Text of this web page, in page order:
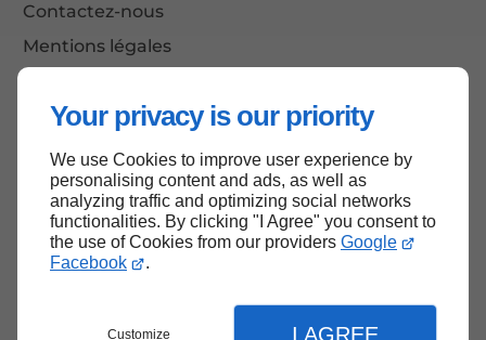
Your privacy is our priority
We use Cookies to improve user experience by
personalising content and ads, as well as
analyzing traffic and optimizing social networks
functionalities. By clicking "I Agree" you consent to
the use of Cookies from our providers Google
Facebook
.
Customize I AGREE
Contactez-nous
Mentions légales
Haut de page